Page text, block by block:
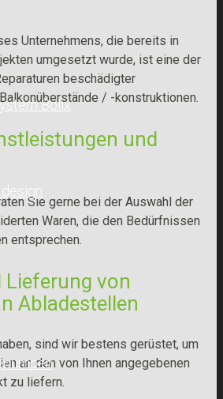
Bolix
Unternehmens, die bereits in
umgesetzt wurde, ist eine der
beschädigter
/ -konstruktionen.
und
Sie gerne bei der Auswahl der
Waren, die den Bedürfnissen
entsprechen.
von
Abladestellen
sind wir bestens gerüstet, um
an den von Ihnen angegebenen
zu liefern.